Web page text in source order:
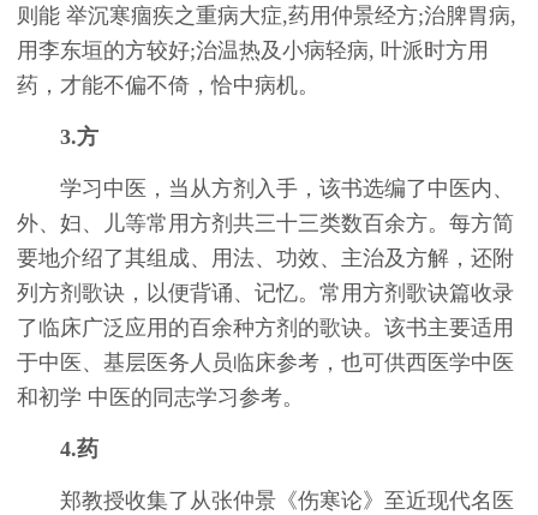
则能 举沉寒痼疾之重病大症,药用仲景经方;治脾胃病,
用李东垣的方较好;治温热及小病轻病, 叶派时方用
药，才能不偏不倚，恰中病机。
3.方
学习中医，当从方剂入手，该书选编了中医内、
外、妇、儿等常用方剂共三十三类数百余方。每方简
要地介绍了其组成、用法、功效、主治及方解，还附
列方剂歌诀，以便背诵、记忆。常用方剂歌诀篇收录
了临床广泛应用的百余种方剂的歌诀。该书主要适用
于中医、基层医务人员临床参考，也可供西医学中医
和初学 中医的同志学习参考。
4.药
郑教授收集了从张仲景《伤寒论》至近现代名医